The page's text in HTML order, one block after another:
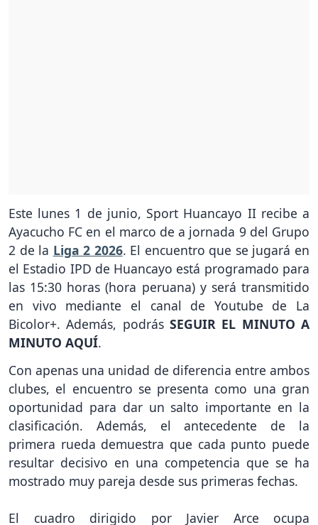
Este lunes 1 de junio, Sport Huancayo II recibe a
Ayacucho FC en el marco de a jornada 9 del Grupo
2 de la Liga 2 2026. El encuentro que se jugará en
el Estadio IPD de Huancayo está programado para
las 15:30 horas (hora peruana) y será transmitido
en vivo mediante el canal de Youtube de La
Bicolor+. Además, podrás SEGUIR EL MINUTO A
MINUTO AQUÍ.
Con apenas una unidad de diferencia entre ambos
clubes, el encuentro se presenta como una gran
oportunidad para dar un salto importante en la
clasificación. Además, el antecedente de la
primera rueda demuestra que cada punto puede
resultar decisivo en una competencia que se ha
mostrado muy pareja desde sus primeras fechas.
El cuadro dirigido por Javier Arce ocupa